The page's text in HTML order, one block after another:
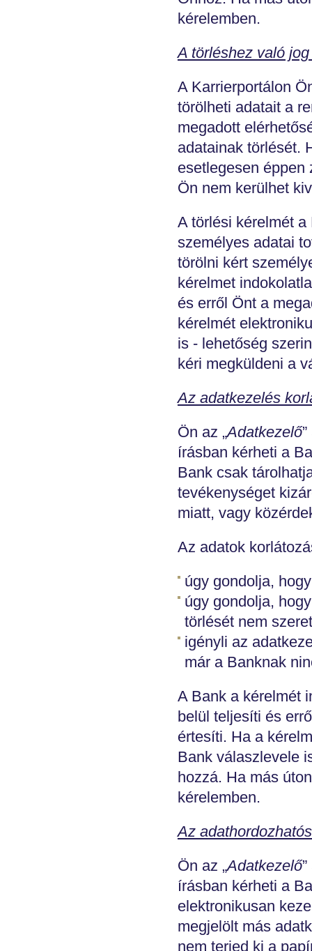
kérelemben.
A törléshez való
A Karrierportálon
törölheti adatait a
megadott
adatainak törlését.
esetlegesen éppen
Ön nem kerülhet
A törlési kérelmét
személyes adatai
törölni kért
kérelmet
és erről Önt a
kérelmét
is - lehetőség
kéri megküldeni a
Az adatkezelés
Ön az „Adatkezelő
írásban kérheti a
Bank csak
tevékenységet
miatt, vagy
Az adatok
úgy gondolja,
úgy gondolja,
törlését nem
igényli az
már a Banknak
A Bank a kérelmét
belül teljesíti és
értesíti. Ha a
Bank válaszlevele
hozzá. Ha más
kérelemben.
Az
Ön az „Adatkezelő
írásban kérheti a
elektronikusan
megjelölt más
nem terjed ki a